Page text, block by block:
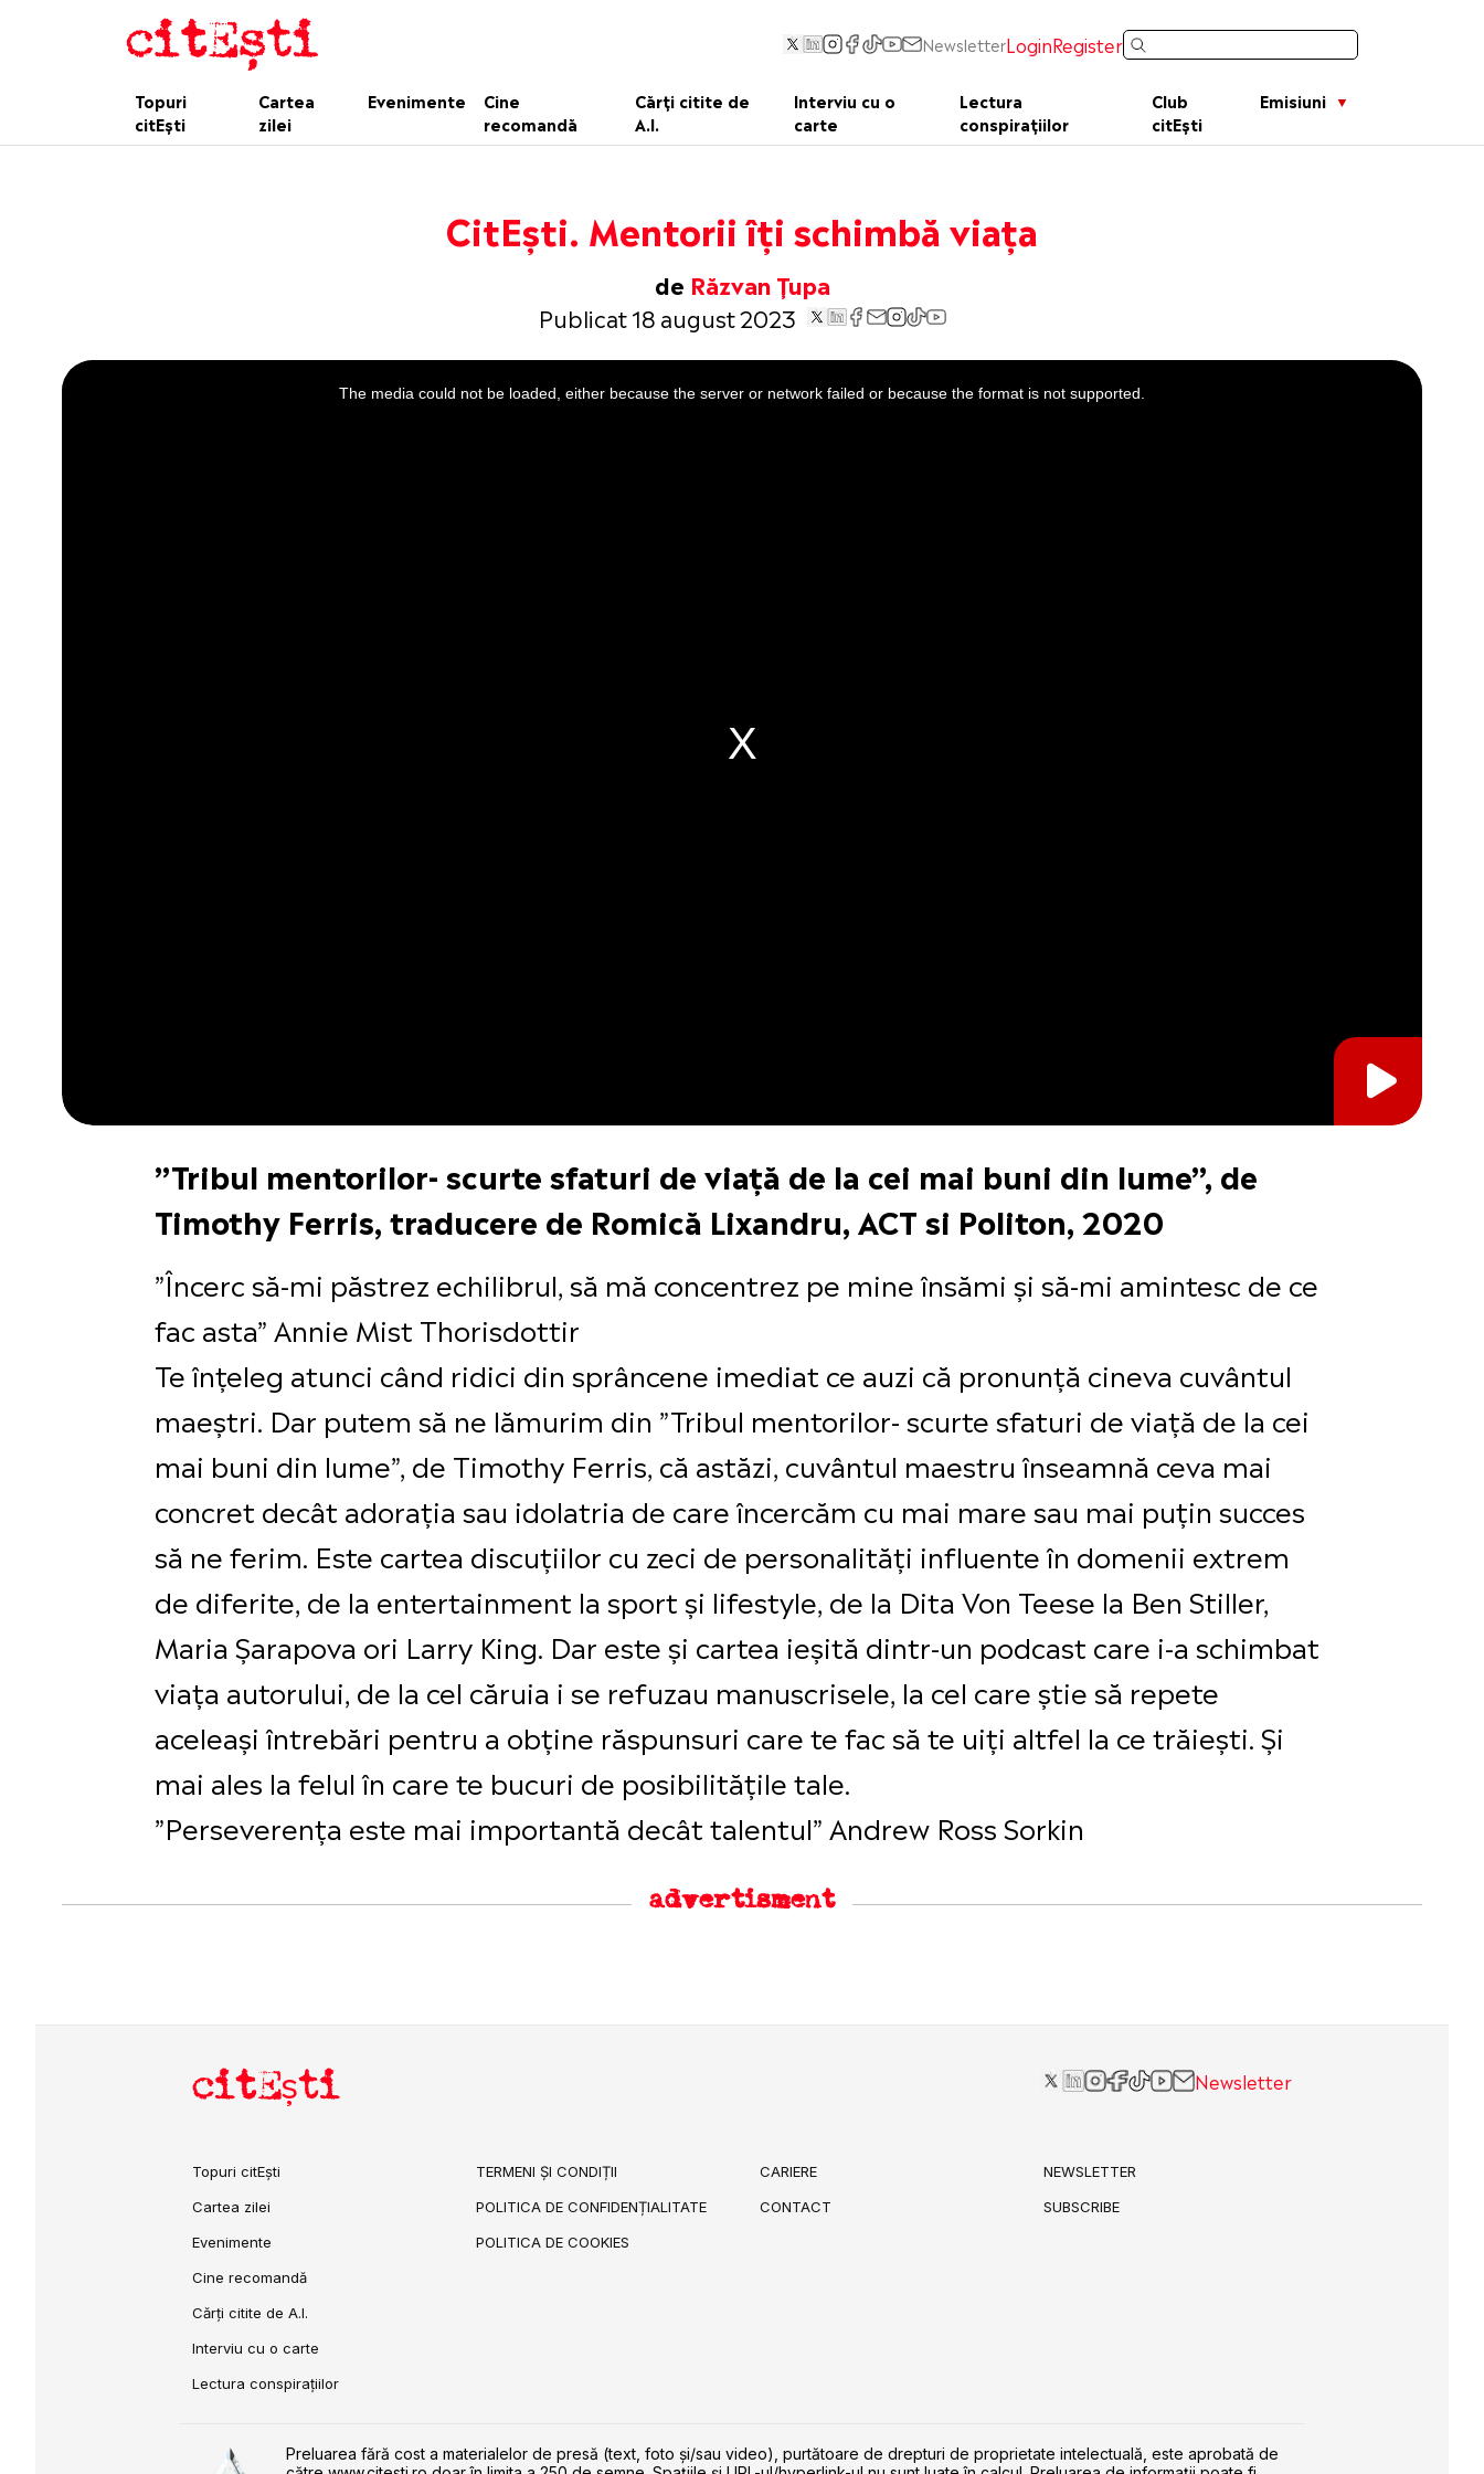
NewsletterLoginRegister
Topuri
citEști
Cartea
zilei
Evenimente
Cine
recomandă
Cărți citite de
A.I.
Interviu cu o
carte
Lectura
conspirațiilor
Club
citEști
Emisiuni
CitEști. Mentorii îți schimbă viața
de Răzvan Țupa
Publicat 18 august 2023
This
is
a
The media could not be loaded, either because the server or network failed or because the format is not supported.
”Tribul mentorilor- scurte sfaturi de viață de la cei mai buni din lume”, de
Timothy Ferris, traducere de Romică Lixandru, ACT si Politon, 2020
”Încerc să-mi păstrez echilibrul, să mă concentrez pe mine însămi și să-mi amintesc de ce
fac asta” Annie Mist Thorisdottir
Te înțeleg atunci când ridici din sprâncene imediat ce auzi că pronunță cineva cuvântul
maeștri. Dar putem să ne lămurim din ”Tribul mentorilor- scurte sfaturi de viață de la cei
mai buni din lume”, de Timothy Ferris, că astăzi, cuvântul maestru înseamnă ceva mai
concret decât adorația sau idolatria de care încercăm cu mai mare sau mai puțin succes
să ne ferim. Este cartea discuțiilor cu zeci de personalități influente în domenii extrem
de diferite, de la entertainment la sport și lifestyle, de la Dita Von Teese la Ben Stiller,
Maria Șarapova ori Larry King. Dar este și cartea ieșită dintr-un podcast care i-a schimbat
viața autorului, de la cel căruia i se refuzau manuscrisele, la cel care știe să repete
aceleași întrebări pentru a obține răspunsuri care te fac să te uiți altfel la ce trăiești. Și
mai ales la felul în care te bucuri de posibilitățile tale.
”Perseverența este mai importantă decât talentul” Andrew Ross Sorkin
advertisment
citEști Newsletter
Topuri citEști
Cartea zilei
Evenimente
Cine recomandă
Cărți citite de A.I.
Interviu cu o carte
Lectura conspirațiilor
TERMENI ȘI CONDIȚII
POLITICA DE CONFIDENȚIALITATE
POLITICA DE COOKIES
CARIERE
CONTACT
NEWSLETTER
SUBSCRIBE
Preluarea fără cost a materialelor de presă (text, foto și/sau video), purtătoare de drepturi de proprietate intelectuală, este aprobată de